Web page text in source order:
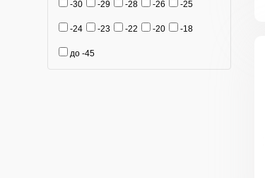
-30 -29 -28 -26 -25
-24 -23 -22 -20 -18
до -45